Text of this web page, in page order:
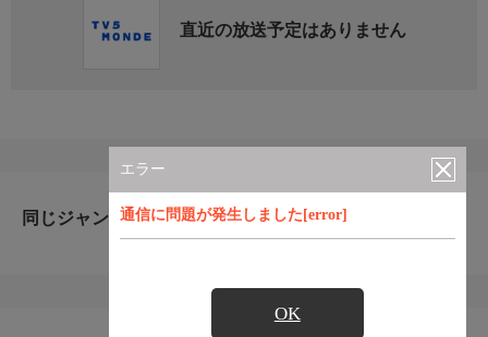
エラー
通信に問題が発生しました[error]
OK
直近の放送予定はありません
同じジャンルのおすすめ番組